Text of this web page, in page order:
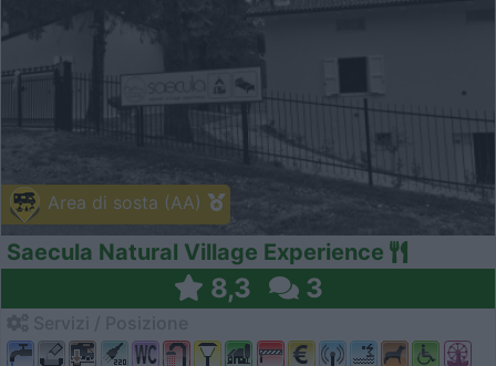
Area di sosta (AA)
Saecula Natural Village Experience
8,3 3